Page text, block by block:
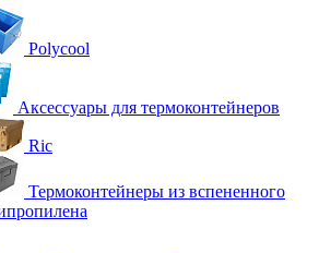
Polycool
Аксессуары для термоконтейнеров
Ric
Термоконтейнеры из вспененного